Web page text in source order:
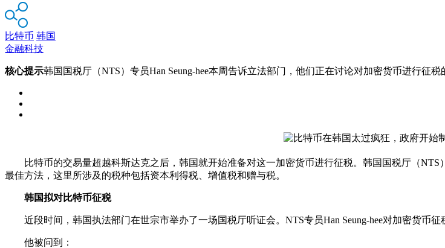
比特币 韩国
金融科技
核心提示韩国国税厅（NTS）专员Han Seung-hee本周告诉立法部门，他们正在讨论对加密货币进行征
比特币的交易量超越科斯达克之后，韩国就开始准备对这一加密货币进行征税。韩国国税厅（NTS
最佳方法，这里所涉及的税种包括资本利得税、增值税和赠与税。
韩国拟对比特币征税
近段时间，韩国执法部门在世宗市举办了一场国税厅听证会。NTS专员Han Seung-hee对加密货币征
他被问到：